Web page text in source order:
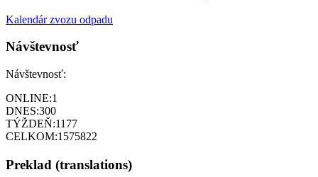
Kalendár zvozu odpadu
Návštevnosť
Návštevnosť:
ONLINE:1
DNES:300
TÝŽDEŇ:1177
CELKOM:1575822
Preklad (translations)